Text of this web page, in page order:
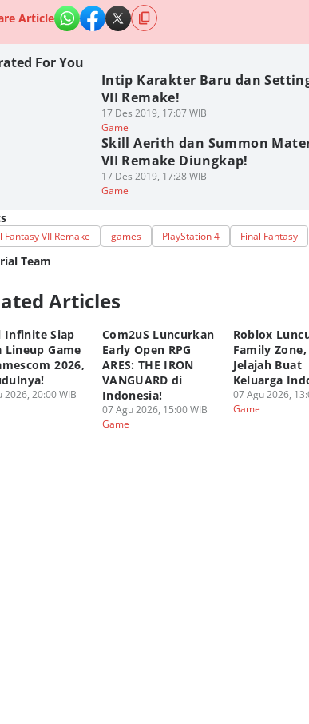
Article
For You
Intip Karakter Baru dan
VII Remake!
17 Des 2019, 17:07 WIB
Game
Skill Aerith dan Summon
VII Remake Diungkap!
17 Des 2019, 17:28 WIB
Game
Fantasy VII Remake games PlayStation 4 Final Fantasy
Team
Editor
M. Meka
Editor
Fahrul Razi Uni Nurullah
Articles
Infinite Siap
Lineup Game
2026,
2026, 20:00 WIB
Com2uS Luncurkan
Early Open RPG
ARES: THE IRON
VANGUARD di
Indonesia!
07 Agu 2026, 15:00 WIB
Game
Roblox
Family Zone,
Jelajah Buat
Keluarga
07 Agu 2026,
Game